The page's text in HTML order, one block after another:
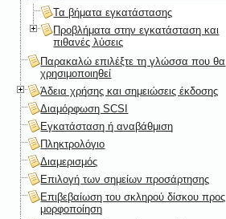
Τα βήματα εγκατάστασης
Προβλήματα στην εγκατάσταση και
πιθανές λύσεις
Παρακαλώ επιλέξτε τη γλώσσα που θα
χρησιμοποιηθεί
Άδεια χρήσης και σημειώσεις έκδοσης
Διαμόρφωση SCSI
Εγκατάσταση ή αναβάθμιση
Πληκτρολόγιο
Διαμερισμός
Επιλογή των σημείων προσάρτησης
Επιβεβαίωση του σκληρού δίσκου προς
μορφοποίηση